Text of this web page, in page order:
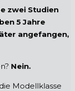
zwei Studien
5 Jahre
angefangen,
Nein.
Modellklasse